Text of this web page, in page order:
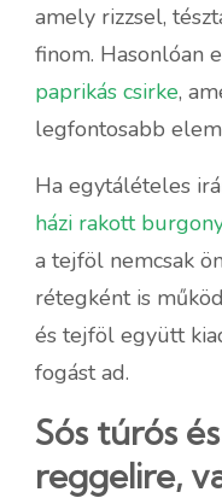
amely rizzsel,
finom. Hasonlóan
paprikás csirke,
legfontosabb
Ha egytálételes
házi rakott
a tejföl nemcsak
rétegként is
és tejföl együtt
fogást ad.
Sós túrós
reggelire,